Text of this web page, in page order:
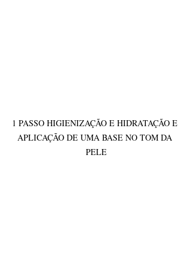
1 PASSO HIGIENIZAÇÃO E HIDRATAÇÃO E
APLICAÇÃO DE UMA BASE NO TOM DA
PELE